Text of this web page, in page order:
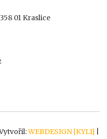
01 Kraslice
WEBDESIGN [KYLI]